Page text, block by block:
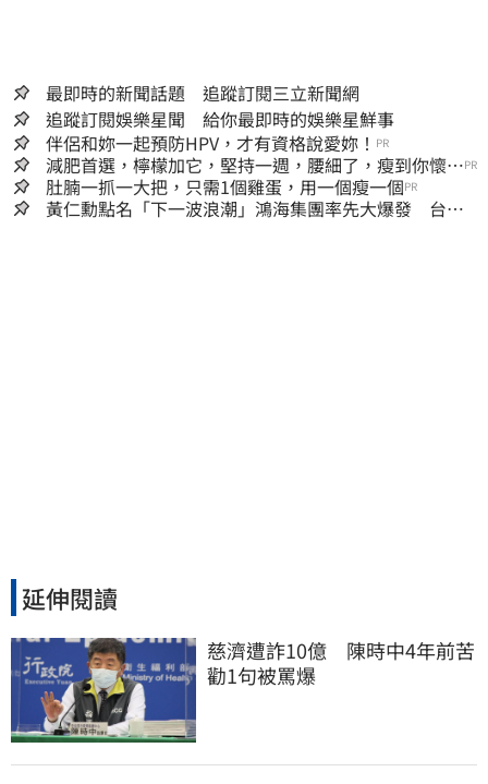
最即時的新聞話題 追蹤訂閱三立新聞網
追蹤訂閱娛樂星聞 給你最即時的娛樂星鮮事
伴侶和妳一起預防HPV，才有資格說愛妳！ PR
減肥首選，檸檬加它，堅持一週，腰細了，瘦到你懷疑
人生
PR
肚腩一抓一大把，只需1個雞蛋，用一個瘦一個PR
黃仁勳點名「下一波浪潮」鴻海集團率先大爆發 台股
延伸閱讀
慈濟遭詐10億　陳時中4年前苦
勸1句被罵爆